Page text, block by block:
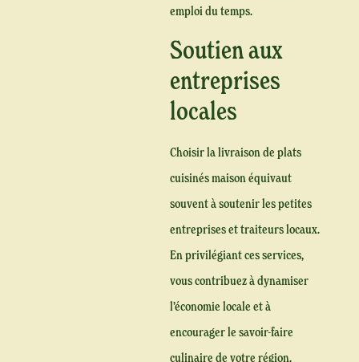
emploi du temps.
Soutien aux
entreprises
locales
Choisir la livraison de plats
cuisinés maison équivaut
souvent à soutenir les petites
entreprises et traiteurs locaux.
En privilégiant ces services,
vous contribuez à dynamiser
l’économie locale et à
encourager le savoir-faire
culinaire de votre région.